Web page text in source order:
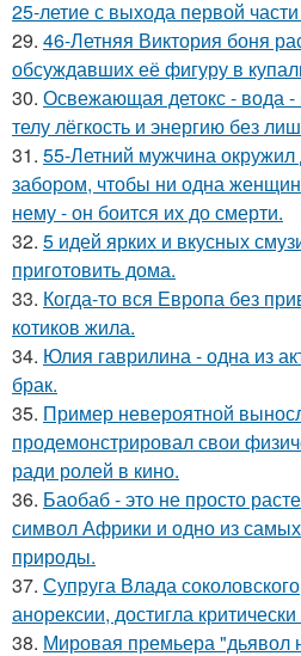
25-летие с выхода первой
29. 46-Летняя Виктория боня
обсуждавших её фигуру в
30. Освежающая детокс - вода -
телу лёгкость и энергию без
31. 55-Летний мужчина
забором, чтобы ни одна
нему - он боится их до смерти.
32. 5 идей ярких и вкусных
приготовить дома.
33. Когда-то вся Европа без
котиков жила.
34. Юлия гаврилина - одна из
брак.
35. Пример невероятной
продемонстрировал свои
ради ролей в кино.
36. Баобаб - это не просто
символ Африки и одно из
природы.
37. Супруга Влада
анорексии, достигла
38. Мировая премьера "дьявол